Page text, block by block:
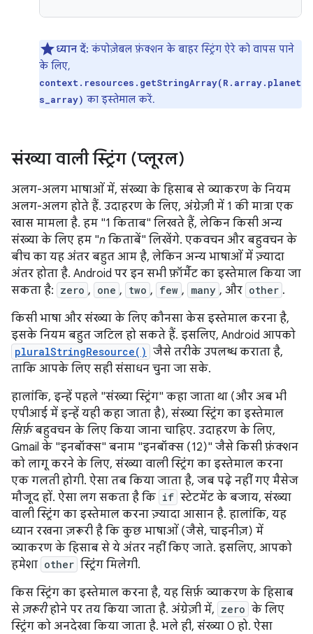
ध्यान दें: कंपोज़ेबल फ़ंक्शन के बाहर स्ट्रिंग ऐरे को वापस पाने
के लिए,
context.resources.getStringArray(R.array.planet
s_array) का इस्तेमाल करें.
संख्या वाली स्ट्रिंग (प्लूरल)
अलग-अलग भाषाओं में, संख्या के हिसाब से व्याकरण के नियम
अलग-अलग होते हैं. उदाहरण के लिए, अंग्रेज़ी में 1 की मात्रा एक
खास मामला है. हम "1 किताब" लिखते हैं, लेकिन किसी अन्य
संख्या के लिए हम "n किताबें" लिखेंगे. एकवचन और बहुवचन के
बीच का यह अंतर बहुत आम है, लेकिन अन्य भाषाओं में ज़्यादा
अंतर होता है. Android पर इन सभी फ़ॉर्मैट का इस्तेमाल किया जा
सकता है: zero , one , two , few , many , और other .
किसी भाषा और संख्या के लिए कौनसा केस इस्तेमाल करना है,
इसके नियम बहुत जटिल हो सकते हैं. इसलिए, Android आपको
pluralStringResource() जैसे तरीके उपलब्ध कराता है,
ताकि आपके लिए सही संसाधन चुना जा सके.
हालांकि, इन्हें पहले "संख्या स्ट्रिंग" कहा जाता था (और अब भी
एपीआई में इन्हें यही कहा जाता है), संख्या स्ट्रिंग का इस्तेमाल
सिर्फ़बहुवचन के लिए किया जाना चाहिए. उदाहरण के लिए,
Gmail के "इनबॉक्स" बनाम "इनबॉक्स (12)" जैसे किसी फ़ंक्शन
को लागू करने के लिए, संख्या वाली स्ट्रिंग का इस्तेमाल करना
एक गलती होगी. ऐसा तब किया जाता है, जब पढ़े नहीं गए मैसेज
मौजूद हों. ऐसा लग सकता है कि if स्टेटमेंट के बजाय, संख्या
वाली स्ट्रिंग का इस्तेमाल करना ज़्यादा आसान है. हालांकि, यह
ध्यान रखना ज़रूरी है कि कुछ भाषाओं (जैसे, चाइनीज़) में
व्याकरण के हिसाब से ये अंतर नहीं किए जाते. इसलिए, आपको
हमेशा other स्ट्रिंग मिलेगी.
किस स्ट्रिंग का इस्तेमाल करना है, यह सिर्फ़ व्याकरण के हिसाब
से ज़रूरीहोने पर तय किया जाता है. अंग्रेज़ी में, zero के लिए
स्ट्रिंग को अनदेखा किया जाता है. भले ही, संख्या 0 हो. ऐसा